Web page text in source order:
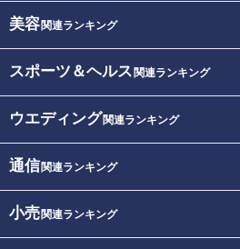
美容関連ランキング
スポーツ＆ヘルス 関連ランキング
ウエディング関連ランキング
通信関連ランキング
小売関連ランキング